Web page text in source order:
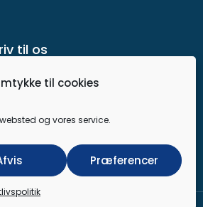
til cookies
og vores service.
Præferencer
til os